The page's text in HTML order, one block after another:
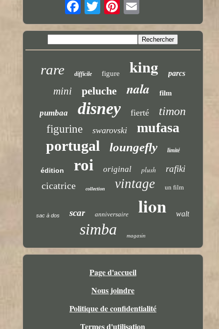
rare difficile figure king parcs
mini peluche nala film
pumbaa disney fierté timon
figurine swarovski mufasa
portugal loungefly limité
édition roi original plush rafiki
cicatrice collection vintage un film
sac à dos scar anniversaire lion walt
simba magasin
Page d'accueil
Nous joindre
Politique de confidentialité
Termes d'utilisation